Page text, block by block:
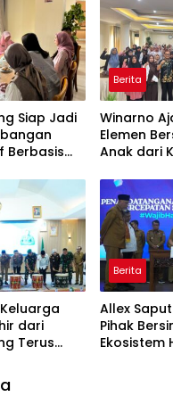
Siap Jadi
Berbasis
Berita
Winarno
Elemen
Anak dari
dari
Terus
Berita
Allex
Pihak
Ekosistem